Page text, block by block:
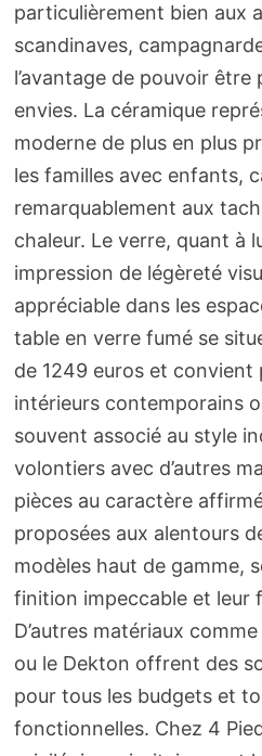
particulièrement bien aux
scandinaves,
l’avantage de pouvoir
envies. La céramique
moderne de plus en plus
les familles avec enfants,
remarquablement aux
chaleur. Le verre, quant à
impression de légèreté
appréciable dans les
table en verre fumé se
de 1249 euros et
intérieurs contemporains
souvent associé au style
volontiers avec d’autres
pièces au caractère
proposées aux alentours
modèles haut de gamme,
finition impeccable et leur
D’autres matériaux
ou le Dekton offrent des
pour tous les budgets et
fonctionnelles. Chez 4